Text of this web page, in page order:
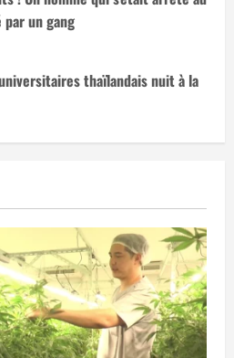
un gang
thaïlandais nuit à la